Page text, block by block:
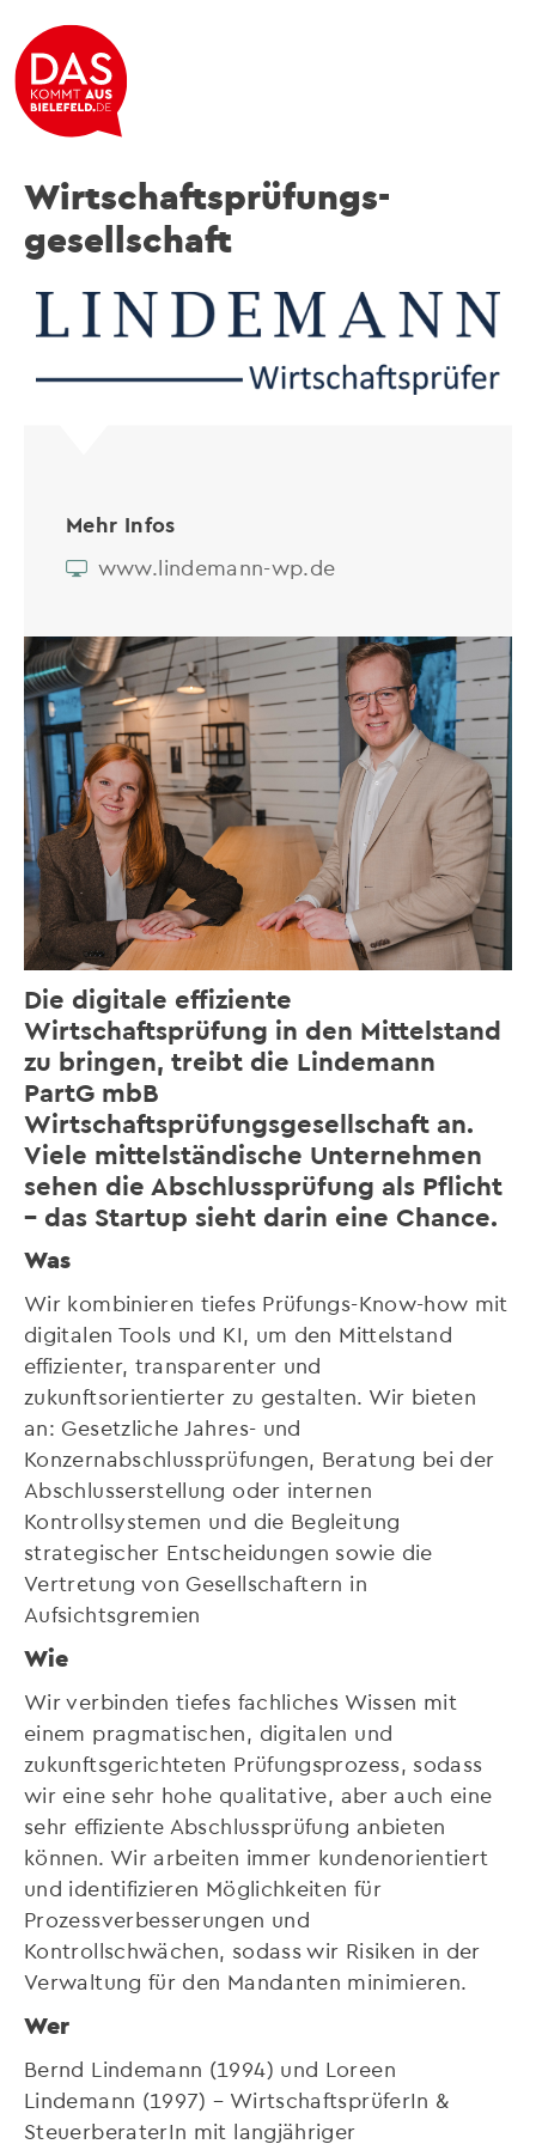
Lindemann PartG mbB
Wirtschaftsprüfungs-
gesellschaft
Mehr Infos
www.lindemann-wp.de
Die digitale effiziente
Wirtschaftsprüfung in den Mittelstand
zu bringen, treibt die Lindemann
PartG mbB
Wirtschaftsprüfungsgesellschaft an.
Viele mittelständische Unternehmen
sehen die Abschlussprüfung als Pflicht
– das Startup sieht darin eine Chance.
Was
Wir kombinieren tiefes Prüfungs-Know-how mit
digitalen Tools und KI, um den Mittelstand
effizienter, transparenter und
zukunftsorientierter zu gestalten. Wir bieten
an: Gesetzliche Jahres- und
Konzernabschlussprüfungen, Beratung bei der
Abschlusserstellung oder internen
Kontrollsystemen und die Begleitung
strategischer Entscheidungen sowie die
Vertretung von Gesellschaftern in
Aufsichtsgremien
Wie
Wir verbinden tiefes fachliches Wissen mit
einem pragmatischen, digitalen und
zukunftsgerichteten Prüfungsprozess, sodass
wir eine sehr hohe qualitative, aber auch eine
sehr effiziente Abschlussprüfung anbieten
können. Wir arbeiten immer kundenorientiert
und identifizieren Möglichkeiten für
Prozessverbesserungen und
Kontrollschwächen, sodass wir Risiken in der
Verwaltung für den Mandanten minimieren.
Wer
Bernd Lindemann (1994) und Loreen
Lindemann (1997) – WirtschaftsprüferIn &
SteuerberaterIn mit langjähriger